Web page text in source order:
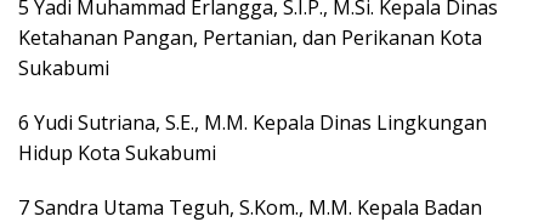
5 Yadi Muhammad Erlangga, S.I.P., M.Si. Kepala Dinas
Ketahanan Pangan, Pertanian, dan Perikanan Kota
Sukabumi
6 Yudi Sutriana, S.E., M.M. Kepala Dinas Lingkungan
Hidup Kota Sukabumi
7 Sandra Utama Teguh, S.Kom., M.M. Kepala Badan